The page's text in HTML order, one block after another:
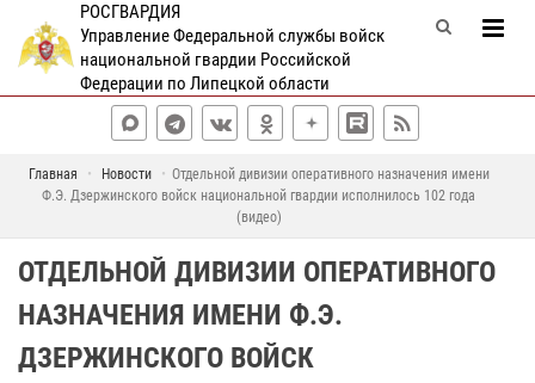
РОСГВАРДИЯ
Управление Федеральной службы войск
национальной гвардии Российской
Федерации по Липецкой области
Главная Новости
Отдельной дивизии оперативного назначения имени
Ф.Э. Дзержинского войск национальной гвардии исполнилось 102 года
(видео)
ОТДЕЛЬНОЙ ДИВИЗИИ ОПЕРАТИВНОГО
НАЗНАЧЕНИЯ ИМЕНИ Ф.Э.
ДЗЕРЖИНСКОГО ВОЙСК